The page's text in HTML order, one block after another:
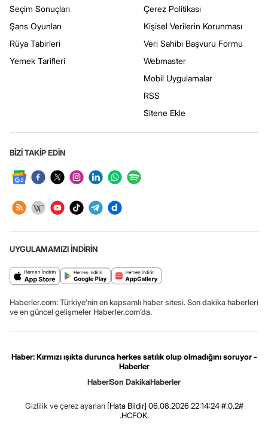
Seçim Sonuçları
Şans Oyunları
Rüya Tabirleri
Yemek Tarifleri
Çerez Politikası
Kişisel Verilerin Korunması
Veri Sahibi Başvuru Formu
Webmaster
Mobil Uygulamalar
RSS
Sitene Ekle
BİZİ TAKİP EDİN
UYGULAMAMIZI İNDİRİN
Haberler.com: Türkiye’nin en kapsamlı haber sitesi. Son dakika haberleri
ve en güncel gelişmeler Haberler.com’da.
Haber: Kırmızı ışıkta durunca herkes satılık olup olmadığını soruyor -
Haberler
HaberSon DakikaHaberler
Gizlilik ve çerez ayarları [Hata Bildir] 06.08.2026 22:14:24 #.0.2#
.HCFOK.